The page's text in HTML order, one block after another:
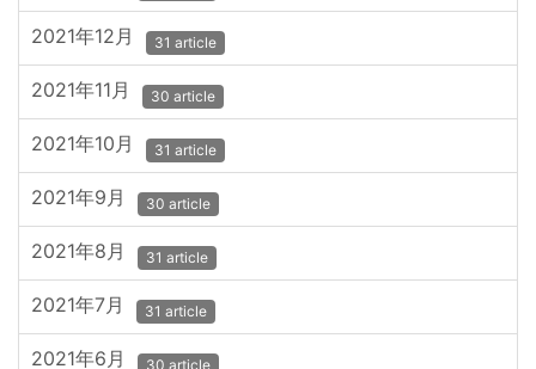
2021年12月 31 article
2021年11月 30 article
2021年10月 31 article
2021年9月 30 article
2021年8月 31 article
2021年7月 31 article
2021年6月 30 article